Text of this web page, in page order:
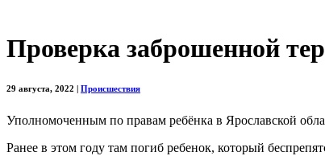
Проверка заброшенной
29 августа, 2022 Происшествия
Уполномоченным по правам ребёнка в Ярославской
Ранее в этом году там погиб ребенок, который